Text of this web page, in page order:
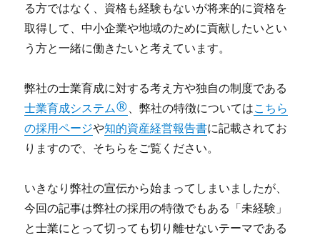
る方ではなく、資格も経験もないが将来的に資格を
取得して、中小企業や地域のために貢献したいとい
う方と一緒に働きたいと考えています。
弊社の士業育成に対する考え方や独自の制度である
士業育成システム® 、弊社の特徴についてはこちら
の採用ページや知的資産経営報告書に記載されてお
りますので、そちらをご覧ください。
いきなり弊社の宣伝から始まってしまいましたが、
今回の記事は弊社の採用の特徴でもある「未経験」
と士業にとって切っても切り離せないテーマである